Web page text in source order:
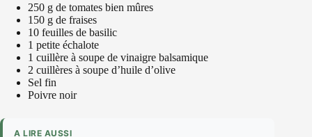
250 g de tomates bien mûres
150 g de fraises
10 feuilles de basilic
1 petite échalote
1 cuillère à soupe de vinaigre balsamique
2 cuillères à soupe d’huile d’olive
Sel fin
Poivre noir
A LIRE AUSSI